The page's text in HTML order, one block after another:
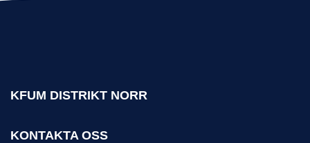
KFUM DISTRIKT NORR
KONTAKTA OSS